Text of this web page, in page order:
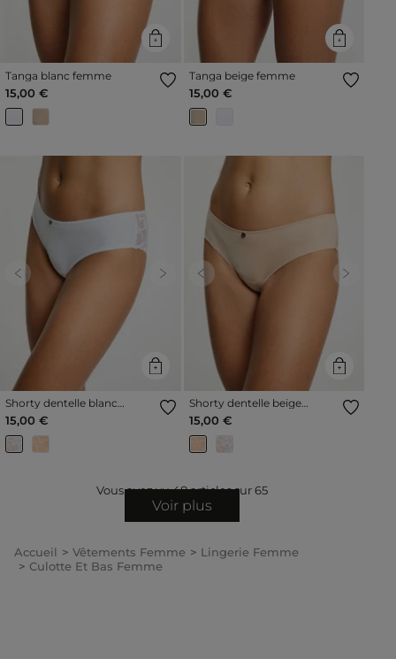
Tanga blanc femme
15,00 €
Tanga beige femme
15,00 €
Previous Next
Shorty dentelle blanc
15,00 €
Previous Next
Shorty dentelle beige
15,00 €
Vous avez vu48articles sur65
Voir plus
Accueil Vêtements Femme
Lingerie Femme
Culotte Et Bas Femme